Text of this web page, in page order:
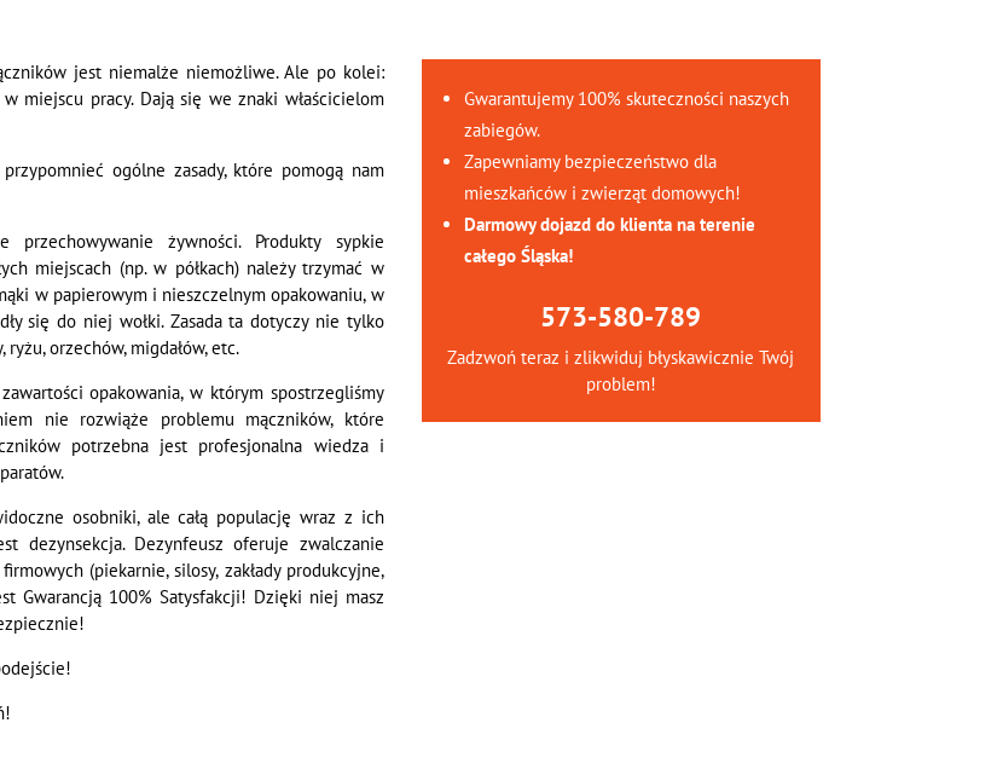
jest niemalże niemożliwe. Ale po kolei:
miejscu pracy. Dają się we znaki właścicielom
ogólne zasady, które pomogą nam
żywności. Produkty sypkie
miejscach (np. w półkach) należy trzymać w
w papierowym i nieszczelnym opakowaniu, w
się do niej wołki. Zasada ta dotyczy nie tylko
orzechów, migdałów, etc.
opakowania, w którym spostrzegliśmy
nie rozwiąże problemu mączników, które
potrzebna jest profesjonalna wiedza i
osobniki, ale całą populację wraz z ich
dezynsekcja. Dezynfeusz oferuje zwalczanie
(piekarnie, silosy, zakłady produkcyjne,
Gwarancją 100% Satysfakcji! Dzięki niej masz
Gwarantujemy 100% skuteczności naszych
zabiegów.
Zapewniamy bezpieczeństwo dla
mieszkańców i zwierząt domowych!
Darmowy dojazd do klienta na terenie
całego Śląska!
573-580-789
Zadzwoń teraz i zlikwiduj błyskawicznie Twój
problem!